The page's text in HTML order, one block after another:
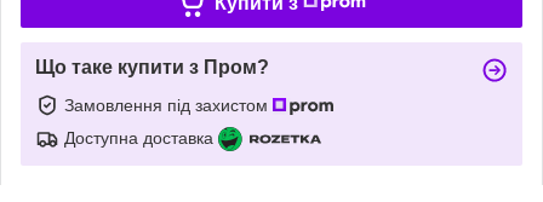
Що таке купити з Пром?
Замовлення під захистом
Доступна доставка